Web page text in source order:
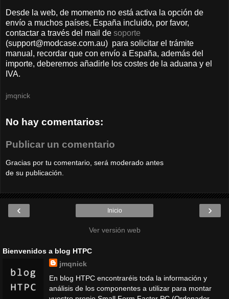
Desde la web, de momento no está activa la opción de
envío a muchos países, España incluido, por favor,
contactar a través del mail de soporte
(support@modcase.com.au) para solicitar el trámite
manual, recordar que con envío a España, además del
importe, deberemos añadirle los costes de la aduana y el
IVA.
jmqnick
No hay comentarios:
Publicar un comentario
Gracias por tu comentario, será moderado antes
de su publicación.
‹ ›
Inicio
Ver versión web
Bienvenidos a blog HTPC
jmqnick
En blog HTPC encontraréis toda la información y
análisis de los componentes a utilizar para montar